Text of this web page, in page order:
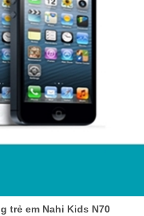
trẻ em Nahi Kids N70